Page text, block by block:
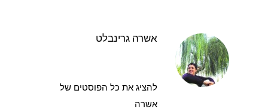
אשרה גרינבלט
להציג את כל הפוסטים של
אשרה